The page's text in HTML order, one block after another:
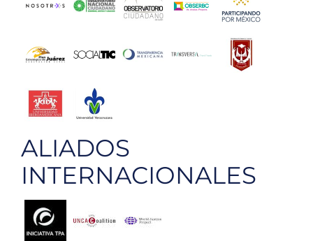
ALIADOS
INTERNACIONALES